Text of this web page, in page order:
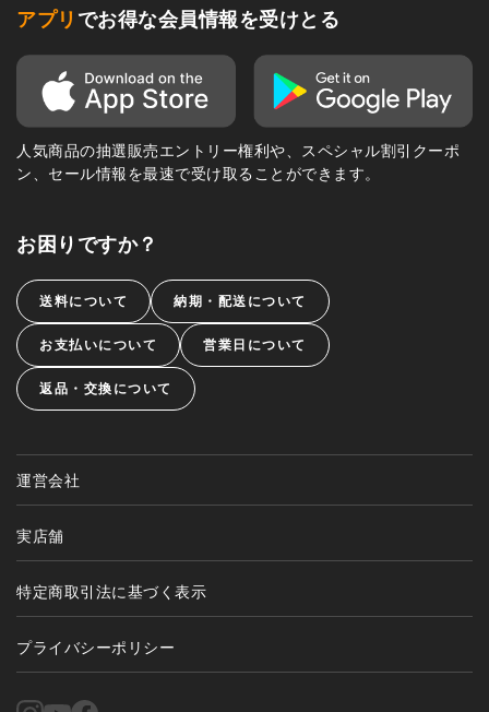
アプリ でお得な会員情報を受けとる
人気商品の抽選販売エントリー権利や、スペシャル割引クーポ
ン、セール情報を最速で受け取ることができます。
お困りですか？
送料について 納期・配送について
お支払いについて 営業日について
返品・交換について
運営会社
実店舗
特定商取引法に基づく表示
プライバシーポリシー